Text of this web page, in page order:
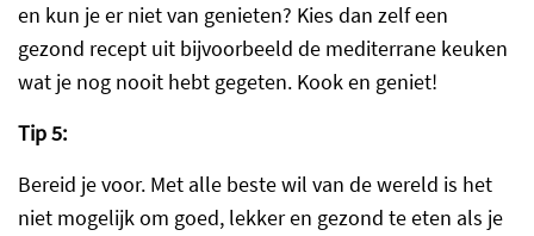
en kun je er niet van genieten? Kies dan zelf een
gezond recept uit bijvoorbeeld de mediterrane keuken
wat je nog nooit hebt gegeten. Kook en geniet!
Tip 5:
Bereid je voor. Met alle beste wil van de wereld is het
niet mogelijk om goed, lekker en gezond te eten als je